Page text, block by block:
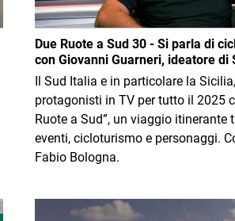
Due Ruote a Sud 30 - Si parla di
con Giovanni Guarneri, ideatore di
Il Sud Italia e in particolare la
protagonisti in TV per tutto il 2025
Ruote a Sud”, un viaggio itinerante
eventi, cicloturismo e personaggi.
Fabio Bologna.
Immagine